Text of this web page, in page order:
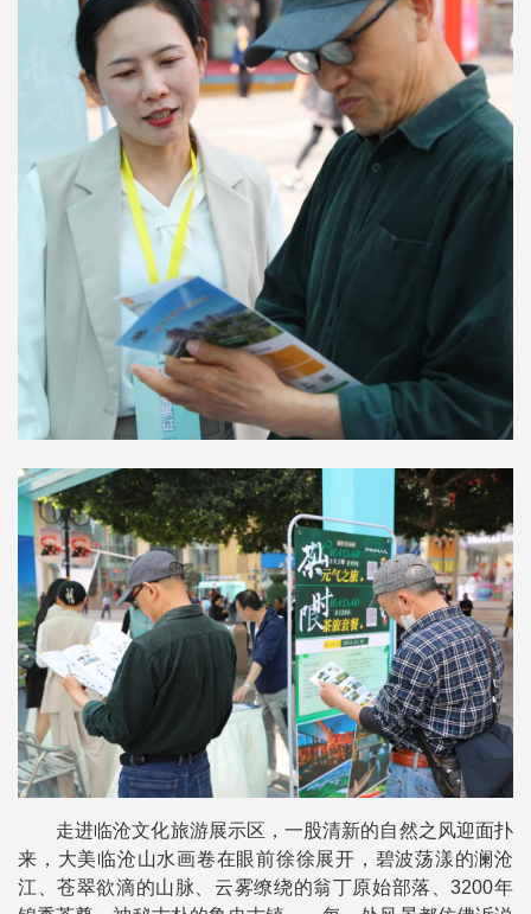
走进临沧文化旅游展示区，一股清新的自然之风迎面扑
来，大美临沧山水画卷在眼前徐徐展开，碧波荡漾的澜沧
江、苍翠欲滴的山脉、云雾缭绕的翁丁原始部落、3200年